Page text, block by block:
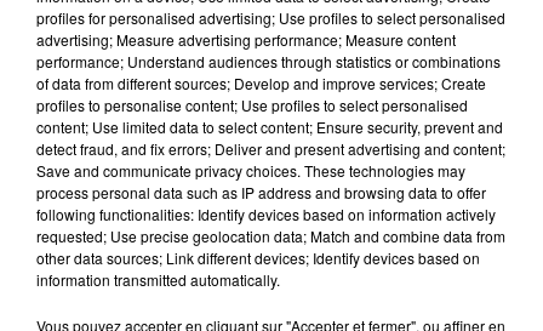
Musique
5 août 2026
Benny Blanco invite Selena Gomez et
Becky G sur son nouveau single
live session solaire
profiles for personalised advertising; Use profiles to select personalised
advertising; Measure advertising performance; Measure content
performance; Understand audiences through statistics or combinations
of data from different sources; Develop and improve services; Create
profiles to personalise content; Use profiles to select personalised
content; Use limited data to select content; Ensure security, prevent and
detect fraud, and fix errors; Deliver and present advertising and content;
Save and communicate privacy choices. These technologies may
process personal data such as IP address and browsing data to offer
following functionalities: Identify devices based on information actively
requested; Use precise geolocation data; Match and combine data from
other data sources; Link different devices; Identify devices based on
information transmitted automatically.
Vous pouvez accepter en cliquant sur "Accepter et fermer", ou affiner en